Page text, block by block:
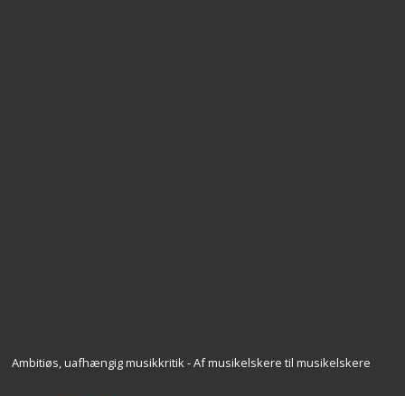
Ambitiøs, uafhængig musikkritik - Af musikelskere til musikelskere